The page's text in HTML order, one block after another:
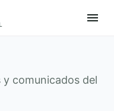
comunicados del